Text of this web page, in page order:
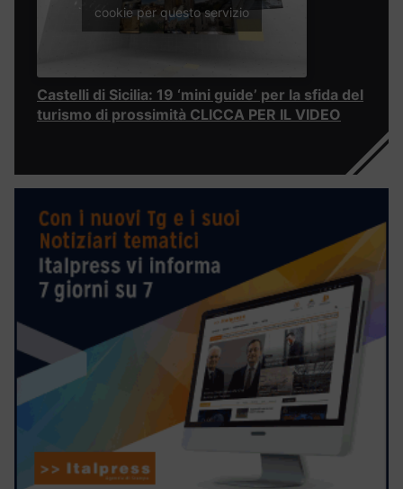
cookie per questo servizio
Castelli di Sicilia: 19 ‘mini guide’ per la sfida del
turismo di prossimità CLICCA PER IL VIDEO